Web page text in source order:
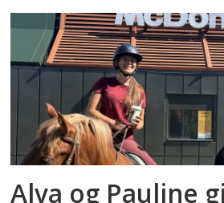
Alva og Pauline